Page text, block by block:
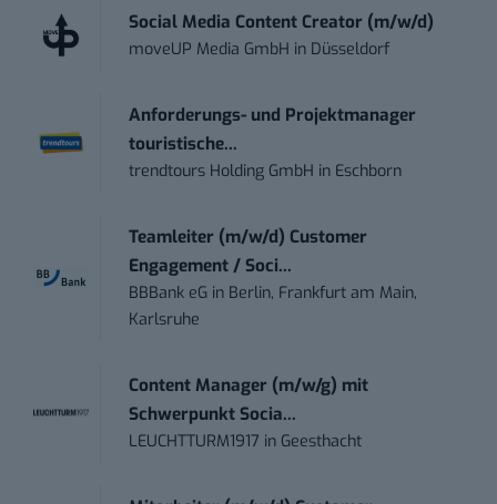
Social Media Content Creator (m/w/d)
moveUP Media GmbH in Düsseldorf
Anforderungs- und Projektmanager
touristische...
trendtours Holding GmbH in Eschborn
Teamleiter (m/w/d) Customer
Engagement / Soci...
BBBank eG in Berlin, Frankfurt am Main,
Karlsruhe
Content Manager (m/w/g) mit
Schwerpunkt Socia...
LEUCHTTURM1917 in Geesthacht